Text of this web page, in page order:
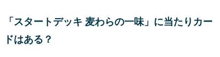
「スタートデッキ 麦わらの一味」に当たりカー
ドはある？